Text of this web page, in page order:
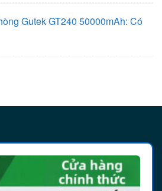
Gutek GT240 50000mAh: Có